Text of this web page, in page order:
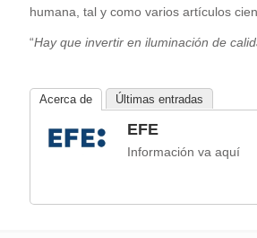
humana, tal y como varios artículos
“Hay que invertir en iluminación de
Acerca de Últimas entradas
EFE
Información va aquí